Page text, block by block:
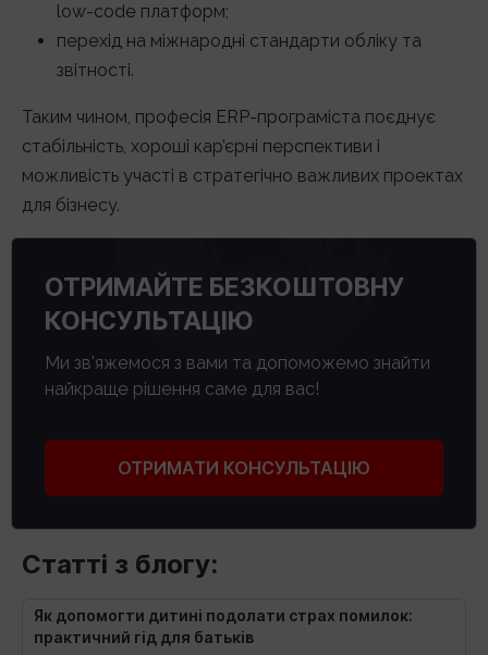
low-code платформ;
перехід на міжнародні стандарти обліку та
звітності.
Таким чином, професія ERP-програміста поєднує
стабільність, хороші кар’єрні перспективи і
можливість участі в стратегічно важливих проектах
для бізнесу.
ОТРИМАЙТЕ БЕЗКОШТОВНУ
КОНСУЛЬТАЦІЮ
Ми зв'яжемося з вами та допоможемо знайти
найкраще рішення саме для вас!
ОТРИМАТИ КОНСУЛЬТАЦІЮ
Статті з блогу:
Як допомогти дитині подолати страх помилок:
практичний гід для батьків